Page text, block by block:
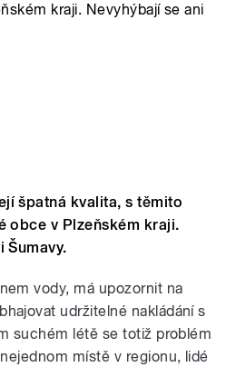
kraji. Nevyhýbají se ani
špatná kvalita, s těmito
obce v Plzeňském kraji.
Šumavy.
vody, má upozornit na
udržitelné nakládání s
suchém létě se totiž problém
místě v regionu, lidé